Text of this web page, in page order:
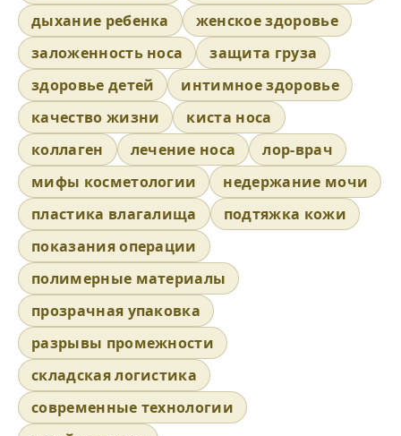
дыхание ребенка
женское здоровье
заложенность носа
защита груза
здоровье детей
интимное здоровье
качество жизни
киста носа
коллаген
лечение носа
лор-врач
мифы косметологии
недержание мочи
пластика влагалища
подтяжка кожи
показания операции
полимерные материалы
прозрачная упаковка
разрывы промежности
складская логистика
современные технологии